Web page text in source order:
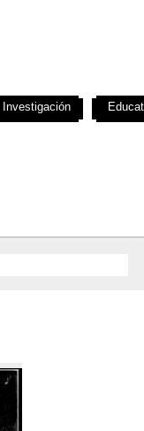
Investigación